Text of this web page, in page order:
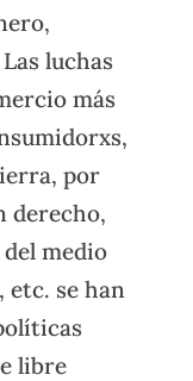
luchas
más
por
derecho,
medio
etc. se han
libre